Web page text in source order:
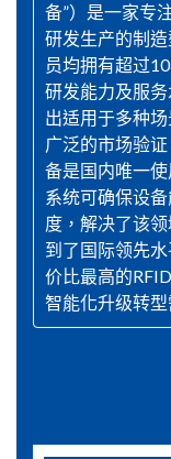
备”）是一家专
研发生产的制
员均拥有超过
研发能力及服
出适用于多种
广泛的市场验
备是国内唯一
系统可确保设
度，解决了该
到了国际领先
价比最高的
智能化升级转型